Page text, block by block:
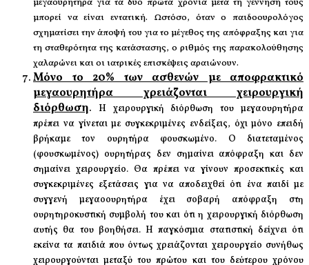
μπορεί να είναι εντατική. Ωστόσο, όταν ο παιδοουρολόγος
σχηματίσει την άποψή του για το μέγεθος της απόφραξης και για
τη σταθερότητα της κατάστασης, ο ριθμός της παρακολούθησης
χαλαρώνει και οι ιατρικές επισκέψεις αραιώνουν.
Μόνο το 20% των ασθενών με αποφρακτικό
μεγαουρητήρα χρειάζονται χειρουργική
διόρθωση. Η χειρουργική διόρθωση του μεγαουρητήρα
πρέπει να γίνεται με συγκεκριμένες ενδείξεις, όχι μόνο επειδή
βρήκαμε τον ουρητήρα φουσκωμένο. Ο διατεταμένος
(φουσκωμένος) ουρητήρας δεν σημαίνει απόφραξη και δεν
σημαίνει χειρουργείο. Θα πρέπει να γίνουν προσεκτικές και
συγκεκριμένες εξετάσεις για να αποδειχθεί ότι ένα παιδί με
συγγενή μεγαοουρητήρα έχει σοβαρή απόφραξη στη
ουρητηροκυστική συμβολή του και ότι η χειρουργική διόρθωση
αυτής θα του βοηθήσει. Η παγκόσμια στατιστική δείχνει ότι
εκείνα τα παιδιά που όντως χρειάζονται χειρουργείο συνήθως
χειρουργούνται μεταξύ του πρώτου και του δεύτερου χρόνου